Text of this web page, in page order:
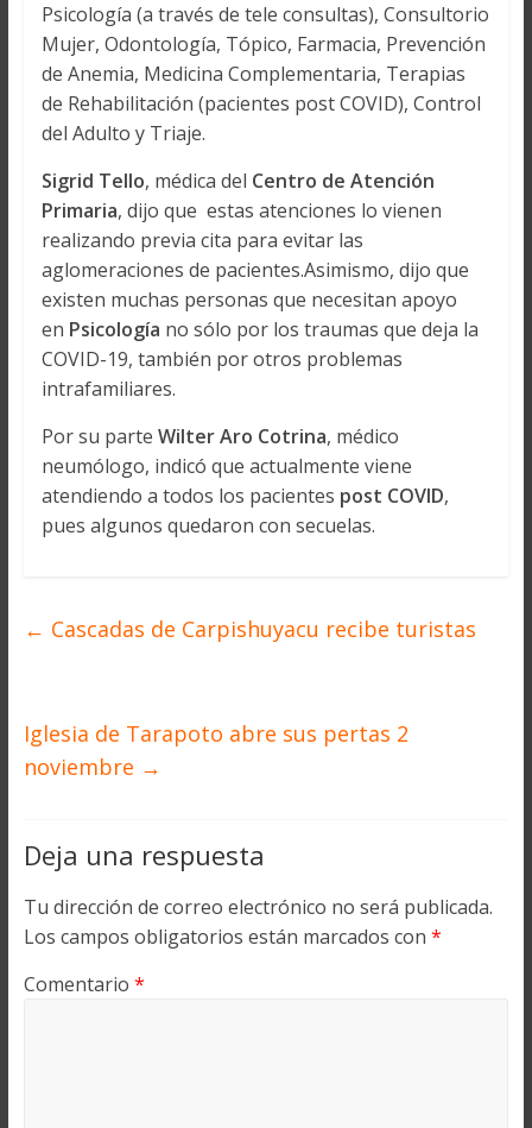
Psicología (a través de tele consultas), Consultorio
Mujer, Odontología, Tópico, Farmacia, Prevención
de Anemia, Medicina Complementaria, Terapias
de Rehabilitación (pacientes post COVID), Control
del Adulto y Triaje.
Sigrid Tello, médica del Centro de Atención
Primaria, dijo que estas atenciones lo vienen
realizando previa cita para evitar las
aglomeraciones de pacientes.Asimismo, dijo que
existen muchas personas que necesitan apoyo
en Psicología no sólo por los traumas que deja la
COVID-19, también por otros problemas
intrafamiliares.
Por su parte Wilter Aro Cotrina, médico
neumólogo, indicó que actualmente viene
atendiendo a todos los pacientes post COVID,
pues algunos quedaron con secuelas.
← Cascadas de Carpishuyacu recibe turistas
Iglesia de Tarapoto abre sus pertas 2
noviembre →
Deja una respuesta
Tu dirección de correo electrónico no será publicada.
Los campos obligatorios están marcados con *
Comentario *